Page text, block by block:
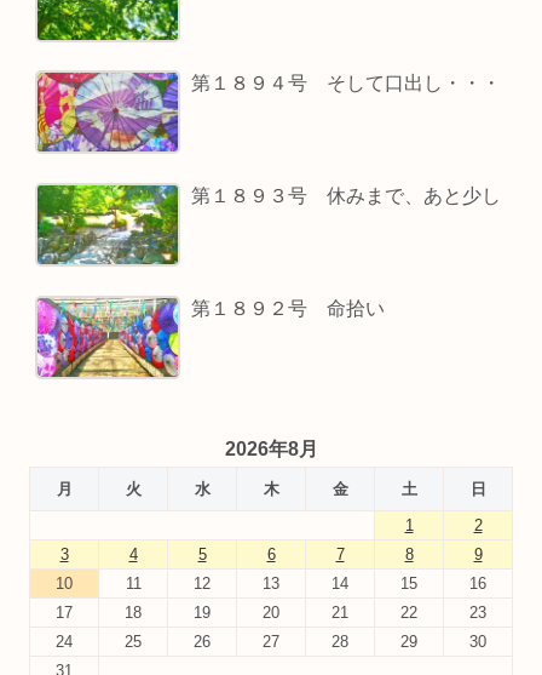
第１８９４号 そして口出し・・・
第１８９３号 休みまで、あと少し
第１８９２号 命拾い
2026年8月
月 火 水 木 金 土
日
1
2
3
4 5 6 7 8
9
10
11 12 13 14 15
16
17
18 19 20 21 22
23
24
25 26 27 28 29
30
31